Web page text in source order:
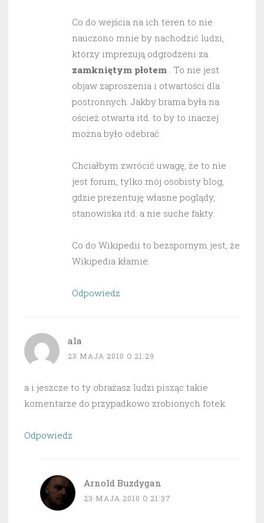
Co do wejścia na ich teren to nie
nauczono mnie by nachodzić ludzi,
którzy imprezują odgrodzeni za
zamkniętym płotem . To nie jest
objaw zaproszenia i otwartości dla
postronnych. Jakby brama była na
oścież otwarta itd. to by to inaczej
można było odebrać.
Chciałbym zwrócić uwagę, że to nie
jest forum, tylko mój osobisty blog,
gdzie prezentuję własne poglądy,
stanowiska itd. a nie suche fakty.
Co do Wikipedii to bezspornym jest, że
Wikipedia kłamie.
Odpowiedz
ala
23 MAJA 2010 O 21:29
a i jeszcze to ty obrażasz ludzi pisząc takie
komentarze do przypadkowo zrobionych fotek
Odpowiedz
Arnold Buzdygan
23 MAJA 2010 O 21:37